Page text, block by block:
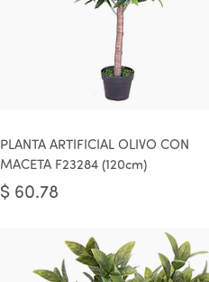
PLANTA ARTIFICIAL OLIVO CON
MACETA F23284 (120cm)
$ 60.78